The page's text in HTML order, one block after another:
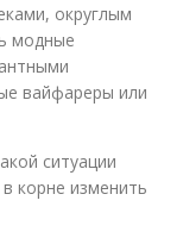
округлым
модные
вайфареры или
ситуации
корне изменить